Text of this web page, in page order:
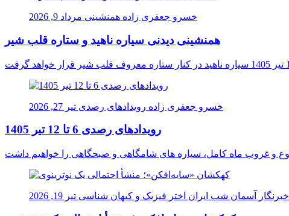
خسرو جعفری زاده همنشینی مرداد 9, 2026
همنشینی دیدنی سیاره ناهید و ستاره قلب شیر
خسرو جعفری زاده رویدادهای رصدی تیر 27, 2026
رویدادهای رصدی 6 تا 12 تیر 1405
خبرنگار آسمان شب ایران اختر فیزیک و کیهان شناسی تیر 19, 2026